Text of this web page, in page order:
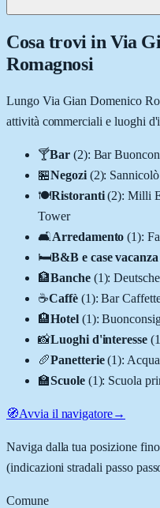
Cosa trovi in Via
Romagnosi
Lungo Via Gian Domenico
attività commerciali e luoghi
🍸Bar (2): Bar
🏪Negozi (2):
🍽️Ristoranti (2):Milli
Tower
🛋️Arredamento (1):
🛏️B&B e case vacanza
🏦Banche (1):
☕Caffè (1):Bar
🏨Hotel (1):
📸Luoghi d'interesse (1
🥖Panetterie (1):
🏫Scuole (1): Scuola
🧭Avvia il navigatore→
Naviga dalla tua posizione
(indicazioni stradali passo
Comune